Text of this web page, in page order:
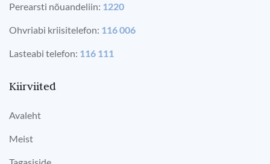
Perearsti nõuandeliin: 1220
Ohvriabi kriisitelefon: 116 006
Lasteabi telefon: 116 111
Kiirviited
Avaleht
Meist